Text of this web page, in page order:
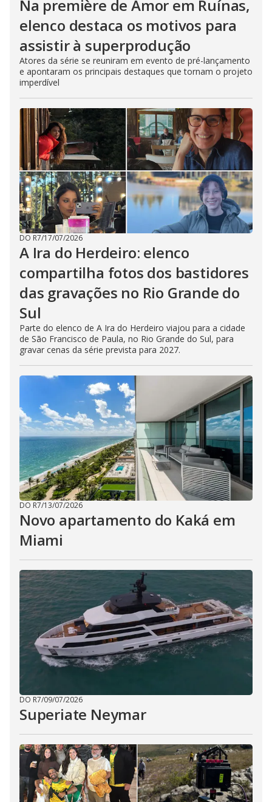
Na première de Amor em Ruínas,
elenco destaca os motivos para
assistir à superprodução
Atores da série se reuniram em evento de pré-lançamento
e apontaram os principais destaques que tornam o projeto
imperdível
DO R7/17/07/2026
A Ira do Herdeiro: elenco
compartilha fotos dos bastidores
das gravações no Rio Grande do
Sul
Parte do elenco de A Ira do Herdeiro viajou para a cidade
de São Francisco de Paula, no Rio Grande do Sul, para
gravar cenas da série prevista para 2027.
DO R7/13/07/2026
Novo apartamento do Kaká em
Miami
DO R7/09/07/2026
Superiate Neymar